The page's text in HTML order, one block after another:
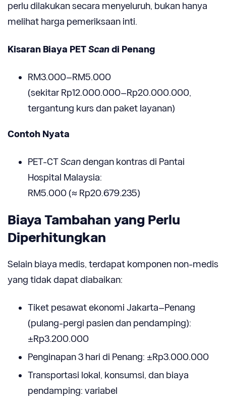
perlu dilakukan secara menyeluruh, bukan hanya
melihat harga pemeriksaan inti.
Kisaran Biaya PETScandi Penang
RM3.000–RM5.000
(sekitar Rp12.000.000–Rp20.000.000,
tergantung kurs dan paket layanan)
Contoh Nyata
PET-CTScandengan kontras di Pantai
Hospital Malaysia:
RM5.000 (≈ Rp20.679.235)
Biaya Tambahan yang Perlu
Diperhitungkan
Selain biaya medis, terdapat komponen non-medis
yang tidak dapat diabaikan:
Tiket pesawat ekonomi Jakarta–Penang
(pulang-pergi pasien dan pendamping):
±Rp3.200.000
Penginapan 3 hari di Penang: ±Rp3.000.000
Transportasi lokal, konsumsi, dan biaya
pendamping: variabel